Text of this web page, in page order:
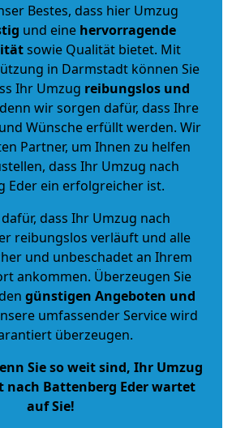
Bestes, dass hier Umzug
und eine hervorragende
sowie Qualität bietet. Mit
in Darmstadt können Sie
Ihr Umzug reibungslos und
wir sorgen dafür, dass Ihre
Wünsche erfüllt werden. Wir
Partner, um Ihnen zu helfen
dass Ihr Umzug nach
Eder ein erfolgreicher ist.
dass Ihr Umzug nach
reibungslos verläuft und alle
und unbeschadet an Ihrem
ankommen. Überzeugen Sie
günstigen Angeboten und
umfassender Service wird
überzeugen.
Sie so weit sind, Ihr Umzug
nach Battenberg Eder wartet
auf Sie!